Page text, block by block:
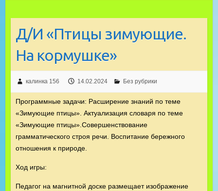
Д/И «Птицы зимующие.
На кормушке»
калинка 156 14.02.2024 Без рубрики
Программные задачи: Расширение знаний по теме
«Зимующие птицы». Актуализация словаря по теме
«Зимующие птицы».Совершенствование
грамматического строя речи. Воспитание бережного
отношения к природе.
Ход игры:
Педагог на магнитной доске размещает изображение